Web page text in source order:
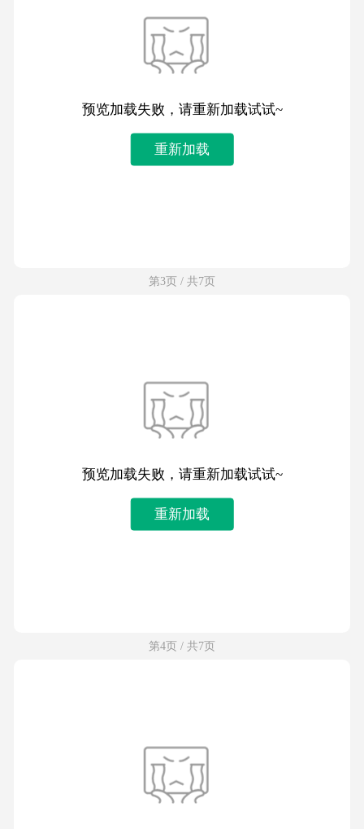
预览加载失败，请重新加载试试~
重新加载
第3页 / 共7页
预览加载失败，请重新加载试试~
重新加载
第4页 / 共7页